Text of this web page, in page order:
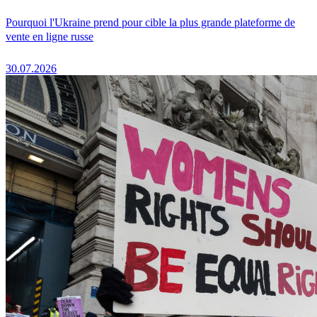
Pourquoi l'Ukraine prend pour cible la plus grande plateforme de
vente en ligne russe
30.07.2026